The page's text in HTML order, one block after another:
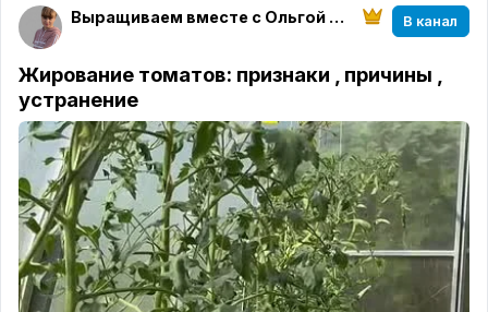
Про особенности питания в период налива и
созревания плодов расскажу в отдельном посте.
Было полезно?
Жду ваши реакции 👍♥️🔥
#томаты2026
Выращиваем вместе с Ольгой Ситниковой
Выращиваем вместе с Ольгой Ситниковой В канал
Жирование томатов: признаки , причины ,
устранение